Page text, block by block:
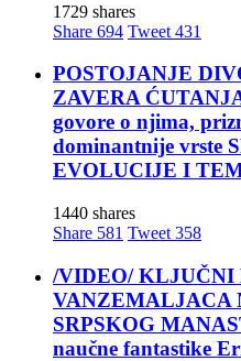
1729 shares
Share 694 Tweet 431
POSTOJANJE
ZAVERA
govore o njima,
dominantnije vrste
EVOLUCIJE I
1440 shares
Share 581 Tweet 358
/VIDEO/
VANZEMALJACA
SRPSKOG
naučne fantastike